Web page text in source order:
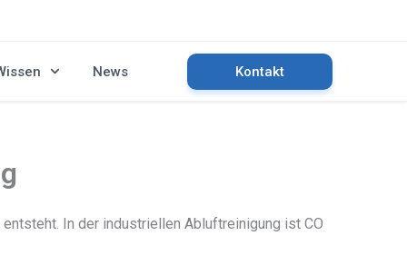
News Kontakt
In der industriellen Abluftreinigung ist CO